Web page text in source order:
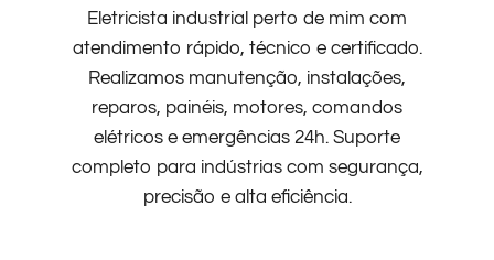
Eletricista industrial perto de mim com
atendimento rápido, técnico e certificado.
Realizamos manutenção, instalações,
reparos, painéis, motores, comandos
elétricos e emergências 24h. Suporte
completo para indústrias com segurança,
precisão e alta eficiência.